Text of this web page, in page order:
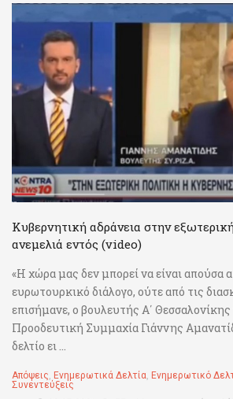
Κυβερνητική αδράνεια στην
ανεμελιά εντός (video)
«Η χώρα μας δεν μπορεί να είναι απούσα
ευρωτουρκικό διάλογο, ούτε από τις
επισήμανε, ο βουλευτής Α΄
Προοδευτική Συμμαχία Γιάννης
δελτίο ει ...
Απόψεις, Ενημερωτικά Δελτία, Ενημερωτικό
Συνεντεύξεις